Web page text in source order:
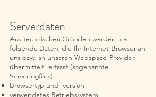
Serverdaten
Aus technischen Gründen werden u.a.
folgende Daten, die Ihr Internet-Browser an
uns bzw. an unseren Webspace-Provider
übermittelt, erfasst (sogenannte
Serverlogfiles):
Browsertyp und -version
verwendetes Betriebssystem